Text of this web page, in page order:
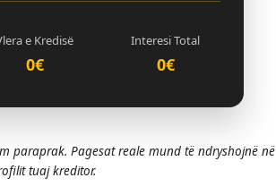
e Kredisë
0€
Interesi Total
0€
paraprak. Pagesat reale mund të ndryshojnë në
tuaj kreditor.